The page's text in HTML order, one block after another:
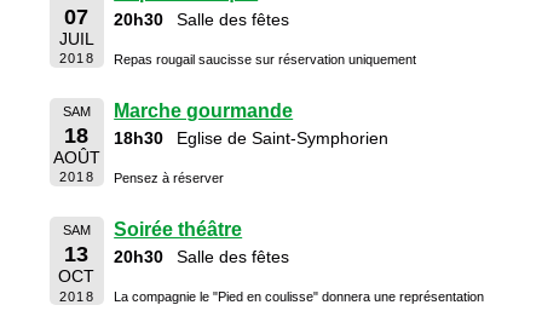
07
JUIL
2018
20h30 Salle des fêtes
Repas rougail saucisse sur réservation uniquement
SAM
18
AOÛT
2018
Marche gourmande
18h30 Eglise de Saint-Symphorien
Pensez à réserver
SAM
13
OCT
2018
Soirée théâtre
20h30 Salle des fêtes
La compagnie le "Pied en coulisse" donnera une représentation